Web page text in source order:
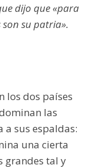
dijo que «para
su patria».
los dos países
las
a sus espaldas:
una cierta
grandes tal y